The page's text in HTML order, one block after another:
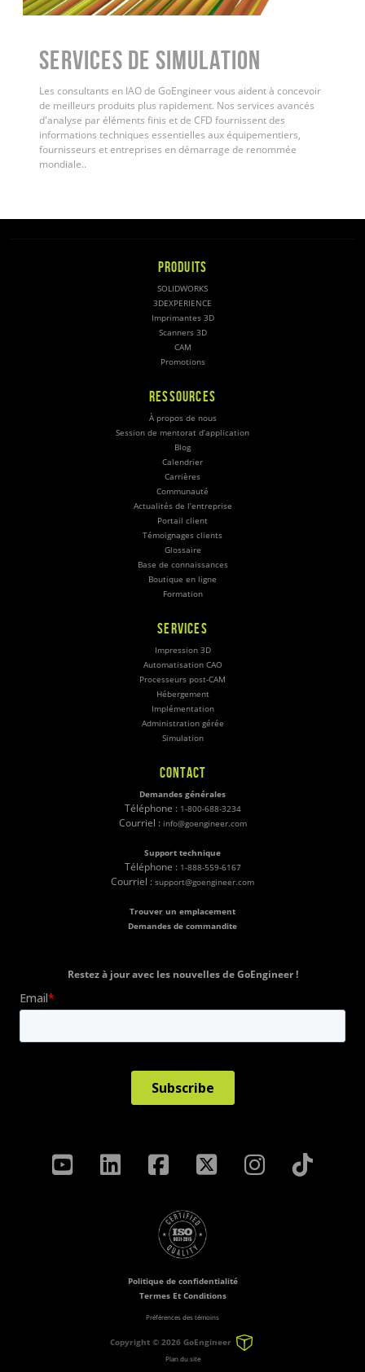
Services de simulation
Les consultants en IAO de GoEngineer vous aident à concevoir
de meilleurs produits plus rapidement. Nos services avancés
d'analyse par éléments finis et de CFD fournissent des
informations techniques essentielles aux équipementiers,
fournisseurs et entreprises en démarrage de renommée
mondiale..
PRODUITS
SOLIDWORKS
3DEXPERIENCE
Imprimantes 3D
Scanners 3D
CAM
Promotions
RESSOURCES
À propos de nous
Session de mentorat d’application
Blog
Calendrier
Carrières
Communauté
Actualités de l’entreprise
Portail client
Témoignages clients
Glossaire
Base de connaissances
Boutique en ligne
Formation
SERVICES
Impression 3D
Automatisation CAO
Processeurs post-CAM
Hébergement
Implémentation
Administration gérée
Simulation
CONTACT
Demandes générales
Téléphone : 1-800-688-3234
Courriel : info@goengineer.com
Support technique
Téléphone : 1-888-559-6167
Courriel : support@goengineer.com
Trouver un emplacement
Demandes de commandite
Restez à jour avec les nouvelles de GoEngineer !
Politique de confidentialité
Termes Et Conditions
Préférences des témoins
Copyright ©2026 GoEngineer
Plan du site